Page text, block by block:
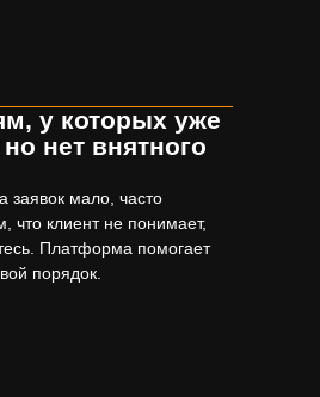
у которых уже
нет внятного
заявок мало, часто
что клиент не понимает,
Платформа помогает
порядок.